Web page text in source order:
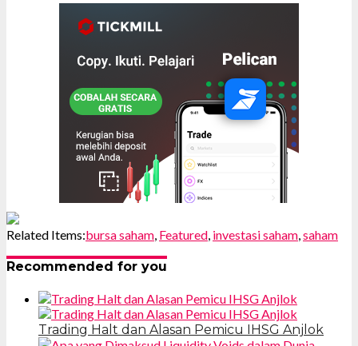
Related Items:bursa saham, Featured, investasi saham,saham
Recommended for you
Trading Halt dan Alasan Pemicu IHSG Anjlok